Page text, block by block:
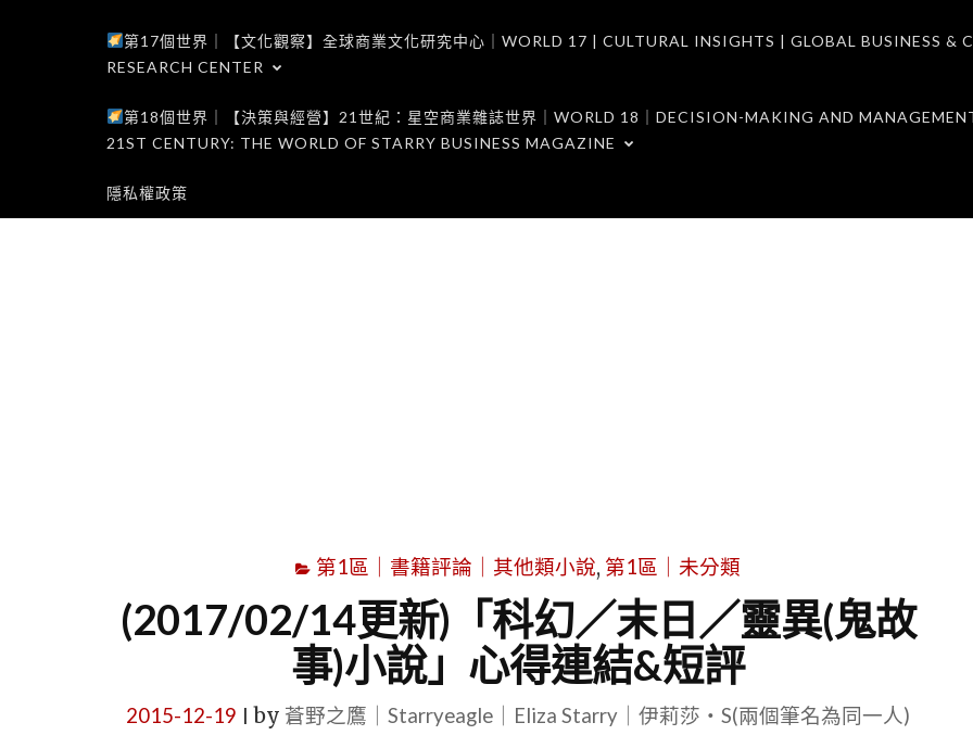
第17個世界｜【文化觀察】全球商業文化研究中心｜WORLD 17 | CULTURAL INSIGHTS | GLOBAL BUSINESS &
RESEARCH CENTER
第18個世界｜【決策與經營】21世紀：星空商業雜誌世界｜WORLD 18｜DECISION-MAKING AND
21ST CENTURY: THE WORLD OF STARRY BUSINESS MAGAZINE
隱私權政策
第1區｜書籍評論｜其他類小說, 第1區｜未分類
(2017/02/14更新)「科幻／末日／靈異(鬼故
事)小說」心得連結&短評
2015-12-19 by 蒼野之鷹｜Starryeagle｜Eliza Starry｜伊莉莎・S(兩個筆名為同一人)